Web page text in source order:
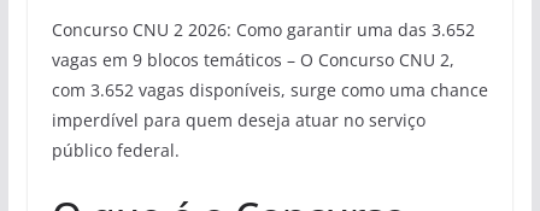
Concurso CNU 2 2026: Como garantir uma das 3.652
vagas em 9 blocos temáticos – O Concurso CNU 2,
com 3.652 vagas disponíveis, surge como uma chance
imperdível para quem deseja atuar no serviço
público federal.